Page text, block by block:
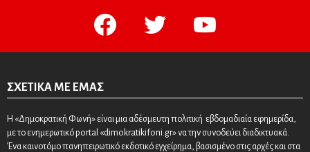
facebook twitter youtube
ΣΧΕΤΙΚΆ ΜΕ ΕΜΆΣ
Η «Δημοκρατική Φωνή» είναι μια αδέσμευτη πολιτική εβδομαδιαία εφημερίδα,
με το ενημερωτικό portal «dimokratikifoni.gr» να την συνοδεύει διαδικτυακά.
Ένα καινοτόμο πανηπειρωτικό εκδοτικό εγχείρημα, βασισμένο στις αρχές και στα